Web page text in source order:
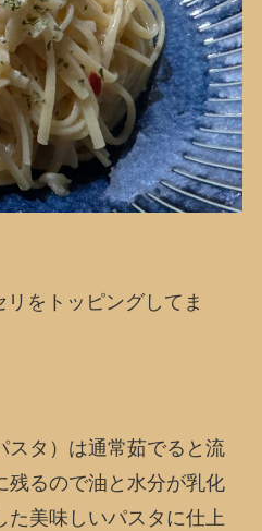
をトッピングしてま
スタ）は通常茹でると流
残るので油と水分が乳化
た美味しいパスタに仕上